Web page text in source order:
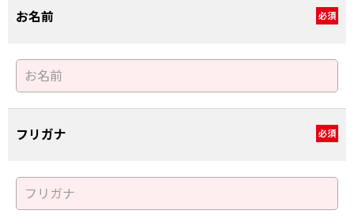
お名前 必須
フリガナ 必須